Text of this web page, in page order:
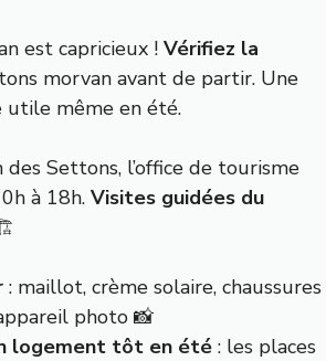
est capricieux ! Vérifiez la
morvan avant de partir. Une
même en été.
Settons, l’office de tourisme
à 18h. Visites guidées du
: maillot, crème solaire, chaussures
photo 📸
logement tôt en été : les places